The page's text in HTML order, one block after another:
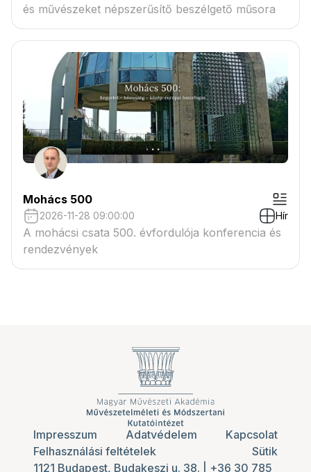
és művészeket népszerűsítő beszélgető műsora
Mohács 500
2026-11-28 09:00:00 Hír
A mohácsi csata 500. évfordulója konferencia és
rendezvények
Impresszum Adatvédelem
Kapcsolat
Felhasználási feltételek
Sütik
1121 Budapest, Budakeszi u. 38.
+36 30 785